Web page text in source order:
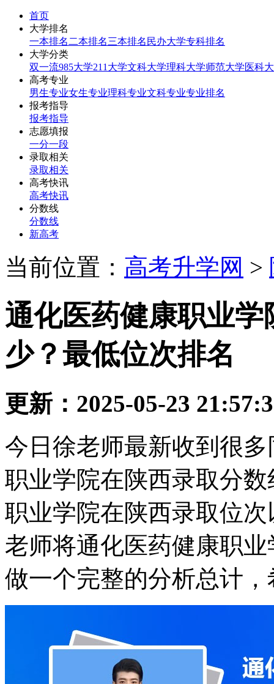
首页
大学排名
一本排名 二本排名三本排名 民办大学专科排名
大学分类
双一流985大学211大学文科大学理科大学师范大学医科
高考专业
男生专业女生专业理科专业文科专业专业排名
报考指导
报考指导
志愿填报
一分一段
录取相关
录取相关
高考快讯
高考快讯
分数线
分数线
新高考
当前位置： 高考升学网 >
通化医药健康职业
少？最低位次排名
更新：2025-05-23
今日徐老师最新收到很
职业学院在陕西录取分
职业学院在陕西录取位
老师将通化医药健康职
做一个完整的分析总计